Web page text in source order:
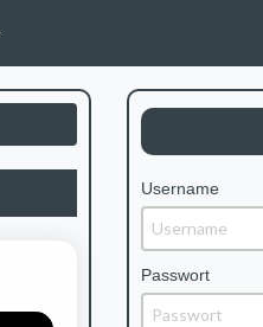
Username
Passwort